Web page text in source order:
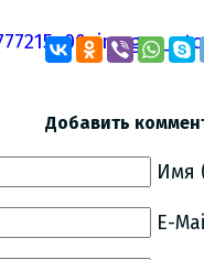
Добавить
Имя
E-